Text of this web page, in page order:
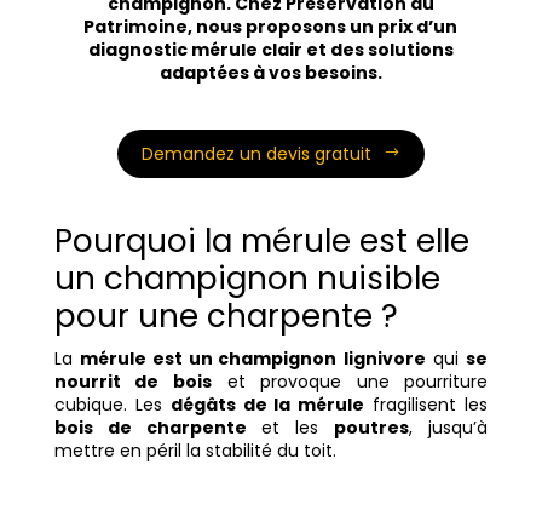
Patrimoine, nous proposons un prix d’un
diagnostic mérule clair et des solutions
adaptées à vos besoins.
Demandez un devis gratuit
Pourquoi la mérule est elle
un champignon nuisible
pour une charpente ?
La mérule est un champignon lignivore quise
nourrit de boiset provoque une pourriture
cubique. Les dégâts de la mérule fragilisent les
bois de charpente et les poutres, jusqu’à
mettre en péril la stabilité du toit.